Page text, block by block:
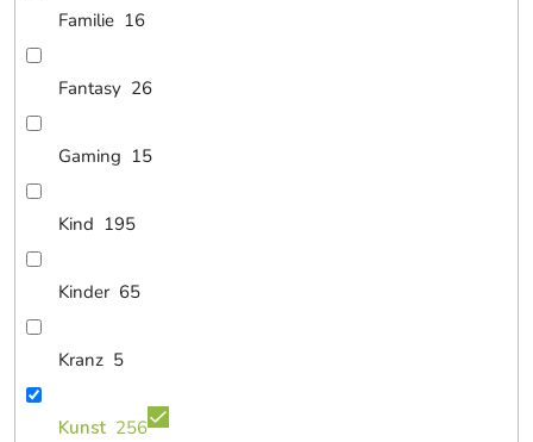
Familie 16
Fantasy 26
Gaming 15
Kind 195
Kinder 65
Kranz 5
Kunst 256